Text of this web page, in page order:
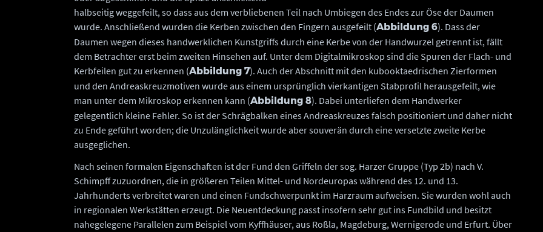
halbseitig weggefeilt, so dass aus dem verbliebenen Teil nach Umbiegen des Endes zur Öse der Daumen
wurde. Anschließend wurden die Kerben zwischen den Fingern ausgefeilt (Abbildung 6). Dass der
Daumen wegen dieses handwerklichen Kunstgriffs durch eine Kerbe von der Handwurzel getrennt ist, fällt
dem Betrachter erst beim zweiten Hinsehen auf. Unter dem Digitalmikroskop sind die Spuren der Flach- und
Kerbfeilen gut zu erkennen (Abbildung 7). Auch der Abschnitt mit den kubooktaedrischen Zierformen
und den Andreaskreuzmotiven wurde aus einem ursprünglich vierkantigen Stabprofil herausgefeilt, wie
man unter dem Mikroskop erkennen kann (Abbildung 8). Dabei unterliefen dem Handwerker
gelegentlich kleine Fehler. So ist der Schrägbalken eines Andreaskreuzes falsch positioniert und daher nicht
zu Ende geführt worden; die Unzulänglichkeit wurde aber souverän durch eine versetzte zweite Kerbe
ausgeglichen.
Nach seinen formalen Eigenschaften ist der Fund den Griffeln der sog. Harzer Gruppe (Typ 2b) nach V.
Schimpff zuzuordnen, die in größeren Teilen Mittel- und Nordeuropas während des 12. und 13.
Jahrhunderts verbreitet waren und einen Fundschwerpunkt im Harzraum aufweisen. Sie wurden wohl auch
in regionalen Werkstätten erzeugt. Die Neuentdeckung passt insofern sehr gut ins Fundbild und besitzt
nahegelegene Parallelen zum Beispiel vom Kyffhäuser, aus Roßla, Magdeburg, Wernigerode und Erfurt. Über